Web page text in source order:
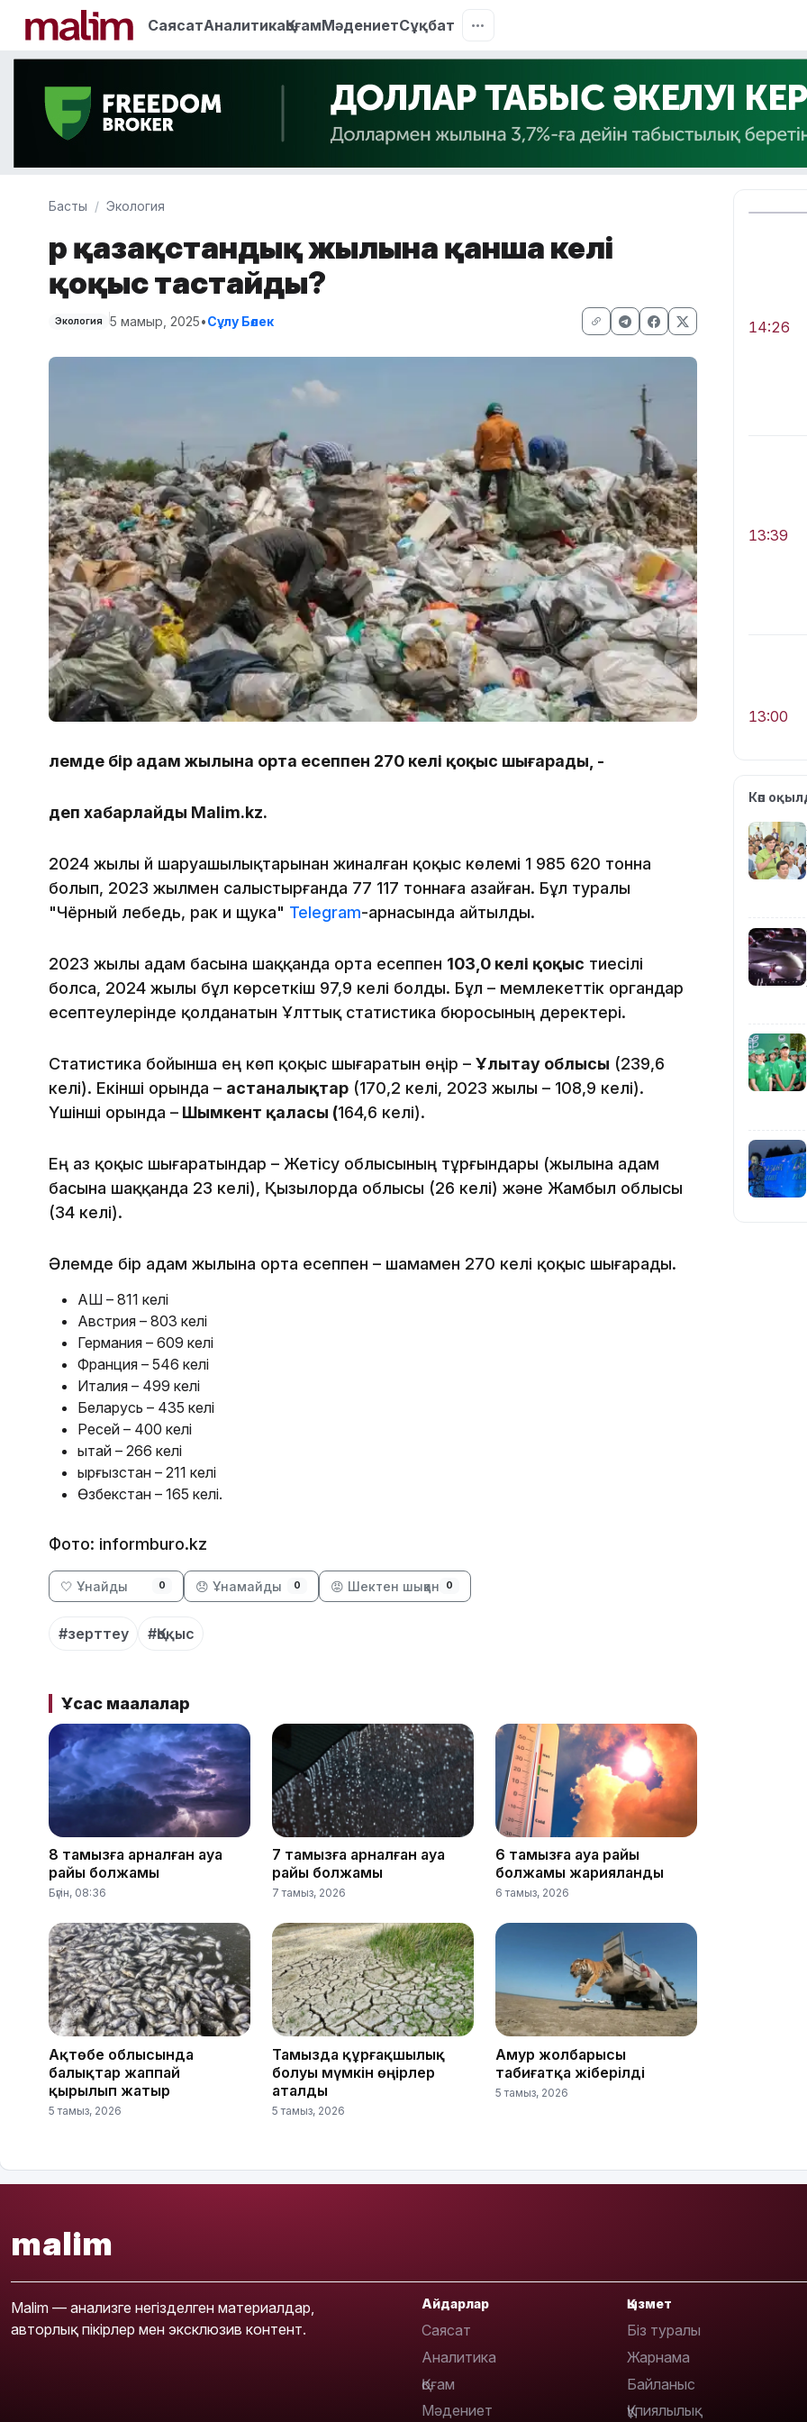
СаясатАналитикаҚоғамМәдениетСұқбат
Басты Экология
Әр қазақстандық жылына қанша келі
қоқыс тастайды?
Экология 5 мамыр, 2025•Сұлу Бөлек
Әлемде бір адам жылына орта есеппен 270 келі қоқыс шығарады, -
деп хабарлайды Malim.kz.
2024 жылы үй шаруашылықтарынан жиналған қоқыс көлемі 1 985 620 тонна
болып, 2023 жылмен салыстырғанда 77 117 тоннаға азайған. Бұл туралы
"Чёрный лебедь, рак и щука" Telegram-арнасында айтылды.
2023 жылы адам басына шаққанда орта есеппен 103,0 келі қоқыс тиесілі
болса, 2024 жылы бұл көрсеткіш 97,9 келі болды. Бұл – мемлекеттік органдар
есептеулерінде қолданатын Ұлттық статистика бюросының деректері.
Статистика бойынша ең көп қоқыс шығаратын өңір – Ұлытау облысы (239,6
келі). Екінші орында – астаналықтар (170,2 келі, 2023 жылы – 108,9 келі).
Үшінші орында – Шымкент қаласы (164,6 келі).
Ең аз қоқыс шығаратындар – Жетісу облысының тұрғындары (жылына адам
басына шаққанда 23 келі), Қызылорда облысы (26 келі) және Жамбыл облысы
(34 келі).
Әлемде бір адам жылына орта есеппен – шамамен 270 келі қоқыс шығарады.
АҚШ – 811 келі
Австрия – 803 келі
Германия – 609 келі
Франция – 546 келі
Италия – 499 келі
Беларусь – 435 келі
Ресей – 400 келі
Қытай – 266 келі
Қырғызстан – 211 келі
Өзбекстан – 165 келі.
Фото: informburo.kz
🤍 Ұнайды 0 😞 Ұнамайды 0 😡 Шектен шыққан 0
#зерттеу #Қоқыс
Ұқсас мақалалар
8 тамызға арналған ауа
райы болжамы
Бүгін, 08:36
7 тамызға арналған ауа
райы болжамы
7 тамыз, 2026
6 тамызға ауа райы
болжамы жарияланды
6 тамыз, 2026
Ақтөбе облысында
балықтар жаппай
қырылып жатыр
5 тамыз, 2026
Тамызда құрғақшылық
болуы мүмкін өңірлер
аталды
5 тамыз, 2026
Амур жолбарысы
табиғатқа жіберілді
5 тамыз, 2026
14:26
13:39
13:00
12:40
11:54
Көп
malim
Malim — анализге негізделген материалдар,
авторлық пікірлер мен эксклюзив контент.
Айдарлар
Саясат
Аналитика
Қоғам
Мәдениет
Қызмет
Біз туралы
Жарнама
Байланыс
Құпиялылық